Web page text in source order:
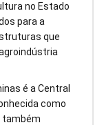
no Estado
para a
que
é a Central
como
também